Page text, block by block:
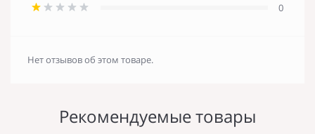
0
Нет отзывов об этом товаре.
Рекомендуемые товары